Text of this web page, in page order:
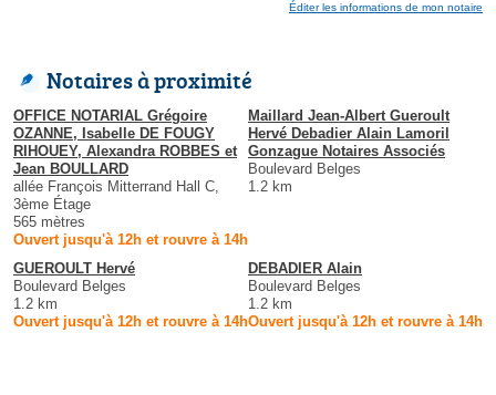
Éditer les informations de mon notaire
Notaires à proximité
OFFICE NOTARIAL Grégoire
OZANNE, Isabelle DE FOUGY
RIHOUEY, Alexandra ROBBES et
Jean BOULLARD
allée François Mitterrand Hall C,
3ème Étage
565 mètres
Ouvert jusqu'à 12h et rouvre à 14h
Maillard Jean-Albert Gueroult
Hervé Debadier Alain Lamoril
Gonzague Notaires Associés
Boulevard Belges
1.2 km
GUEROULT Hervé
Boulevard Belges
1.2 km
Ouvert jusqu'à 12h et rouvre à 14h
DEBADIER Alain
Boulevard Belges
1.2 km
Ouvert jusqu'à 12h et rouvre à 14h